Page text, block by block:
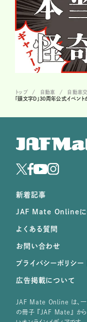
トップ 自動車
自動車
「頭文字D」30周年公式イベン
新着記事
JAF Mate Onlineに
よくある質問
お問い合わせ
プライバシーポリシー
広告掲載について
JAF Mate Online は、⼀
の冊子 『JAF Mate』 か